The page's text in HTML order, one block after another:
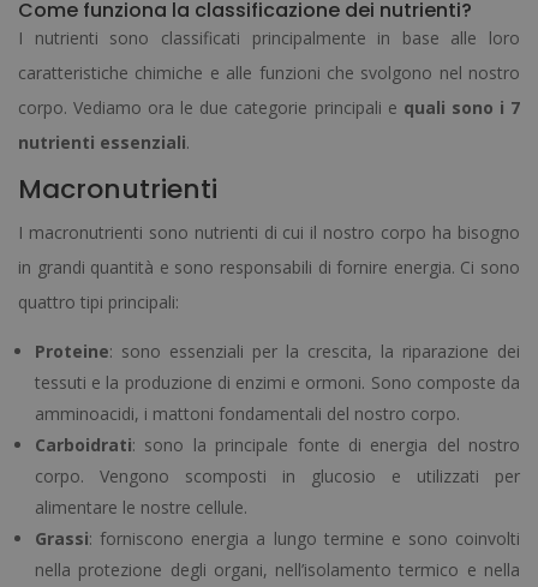
Come funziona la classificazione dei nutrienti?
I nutrienti sono classificati principalmente in base alle loro
caratteristiche chimiche e alle funzioni che svolgono nel nostro
corpo. Vediamo ora le due categorie principali e quali sono i 7
nutrienti essenziali.
Macronutrienti
I macronutrienti sono nutrienti di cui il nostro corpo ha bisogno
in grandi quantità e sono responsabili di fornire energia. Ci sono
quattro tipi principali:
Proteine: sono essenziali per la crescita, la riparazione dei
tessuti e la produzione di enzimi e ormoni. Sono composte da
amminoacidi, i mattoni fondamentali del nostro corpo.
Carboidrati: sono la principale fonte di energia del nostro
corpo. Vengono scomposti in glucosio e utilizzati per
alimentare le nostre cellule.
Grassi: forniscono energia a lungo termine e sono coinvolti
nella protezione degli organi, nell’isolamento termico e nella